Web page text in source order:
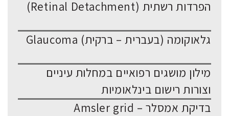
הפרדות רשתית (Retinal Detachment)
גלאוקומה (בעברית – ברקית) Glaucoma
מילון מושגים רפואיים במחלות עיניים
וצורות רישום בינלאומיות
בדיקת אמסלר – Amsler grid